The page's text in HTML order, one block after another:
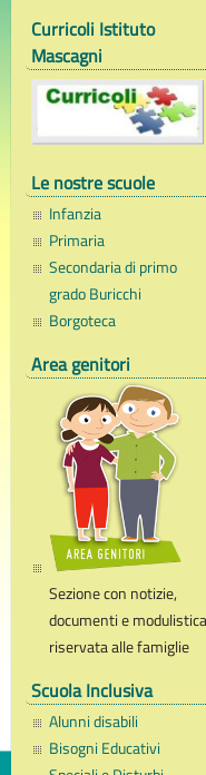
Curricoli Istituto
Mascagni
Le nostre scuole
Infanzia
Primaria
Secondaria di primo
grado Buricchi
Borgoteca
Area genitori
Sezione con notizie,
documenti e modulistica
riservata alle famiglie
Scuola Inclusiva
Alunni disabili
Bisogni Educativi